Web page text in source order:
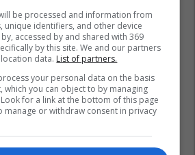
be processed and information from
unique identifiers, and other device
accessed by and shared with 369
by this site. We and our partners
data. List of partners.
your personal data on the basis
which you can object to by managing
for a link at the bottom of this page
manage or withdraw consent in privacy